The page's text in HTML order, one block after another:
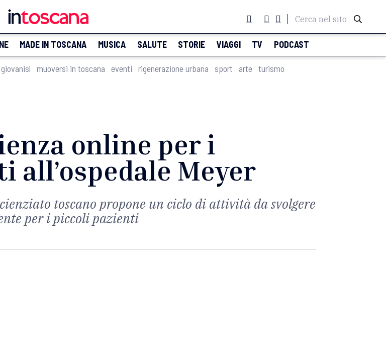
Cerca nel sito
MADE IN TOSCANA MUSICA SALUTE STORIE VIAGGI TV PODCAST
giovanisì muoversi in toscana eventi rigenerazione urbana sport arte turismo
online per i
Meyer
toscano propone un ciclo di attività da svolgere
per i piccoli pazienti